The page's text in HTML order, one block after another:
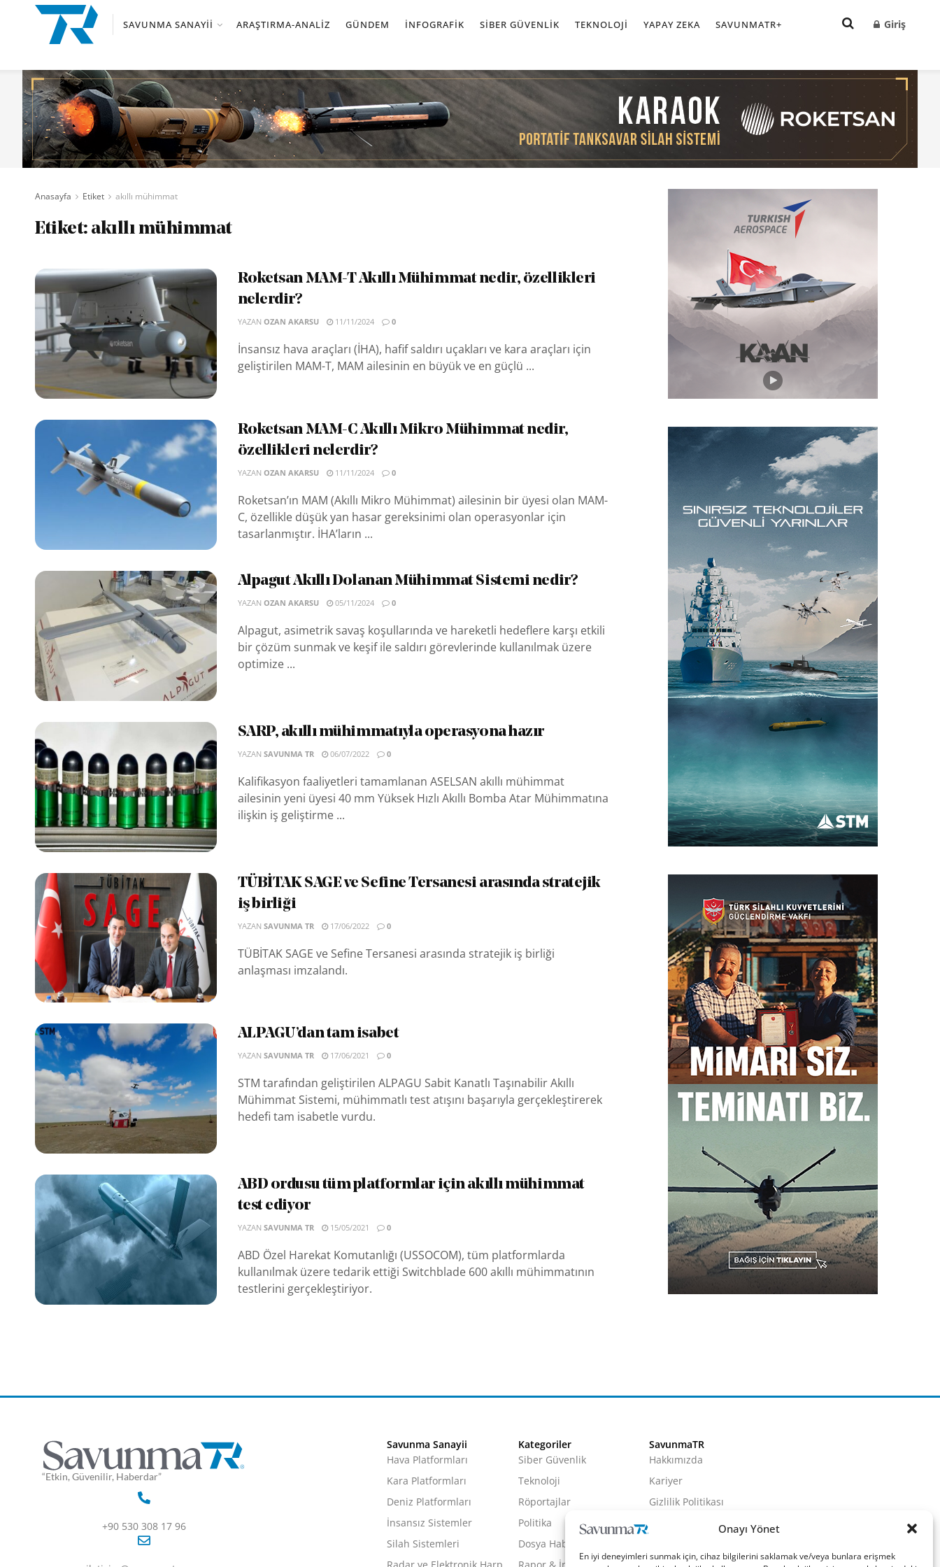
Onayı Yönet
En iyi deneyimleri sunmak için, cihaz bilgilerini saklamak ve/veya bunlara erişmek
SAVUNMA SANAYII ARAŞTIRMA-ANALIZ GÜNDEM İNFOGRAFIK SIBER GÜVENLIK TEKNOLOJI YAPAY ZEKA SAVUNMATR+ Giriş
Anasayfa Etiket akıllı mühimmat
Etiket: akıllı mühimmat
Roketsan MAM-T Akıllı Mühimmat nedir, özellikleri
nelerdir?
YAZAN OZAN AKARSU 11/11/2024 0
İnsansız hava araçları (İHA), hafif saldırı uçakları ve kara araçları için
geliştirilen MAM-T, MAM ailesinin en büyük ve en güçlü ...
Roketsan MAM-C Akıllı Mikro Mühimmat nedir,
özellikleri nelerdir?
YAZAN OZAN AKARSU 11/11/2024 0
Roketsan’ın MAM (Akıllı Mikro Mühimmat) ailesinin bir üyesi olan MAM-
C, özellikle düşük yan hasar gereksinimi olan operasyonlar için
tasarlanmıştır. İHA’ların ...
Alpagut Akıllı Dolanan Mühimmat Sistemi nedir?
YAZAN OZAN AKARSU 05/11/2024 0
Alpagut, asimetrik savaş koşullarında ve hareketli hedeflere karşı etkili
bir çözüm sunmak ve keşif ile saldırı görevlerinde kullanılmak üzere
optimize ...
SARP, akıllı mühimmatıyla operasyona hazır
YAZAN SAVUNMA TR 06/07/2022 0
Kalifikasyon faaliyetleri tamamlanan ASELSAN akıllı mühimmat
ailesinin yeni üyesi 40 mm Yüksek Hızlı Akıllı Bomba Atar Mühimmatına
ilişkin iş geliştirme ...
TÜBİTAK SAGE ve Sefine Tersanesi arasında stratejik
iş birliği
YAZAN SAVUNMA TR 17/06/2022 0
TÜBİTAK SAGE ve Sefine Tersanesi arasında stratejik iş birliği
anlaşması imzalandı.
ALPAGU’dan tam isabet
YAZAN SAVUNMA TR 17/06/2021 0
STM tarafından geliştirilen ALPAGU Sabit Kanatlı Taşınabilir Akıllı
Mühimmat Sistemi, mühimmatlı test atışını başarıyla gerçekleştirerek
hedefi tam isabetle vurdu.
ABD ordusu tüm platformlar için akıllı mühimmat
test ediyor
YAZAN SAVUNMA TR 15/05/2021 0
ABD Özel Harekat Komutanlığı (USSOCOM), tüm platformlarda
kullanılmak üzere tedarik ettiği Switchblade 600 akıllı mühimmatının
testlerini gerçekleştiriyor.
“Etkin, Güvenilir, Haberdar”
+90 530 308 17 96
Savunma Sanayii
Hava Platformları
Kara Platformları
Deniz Platformları
İnsansız Sistemler
Silah Sistemleri
Kategoriler
Siber Güvenlik
Teknoloji
Röportajlar
Politika
Dosya Haber
SavunmaTR
Hakkımızda
Kariyer
Gizlilik Politikası